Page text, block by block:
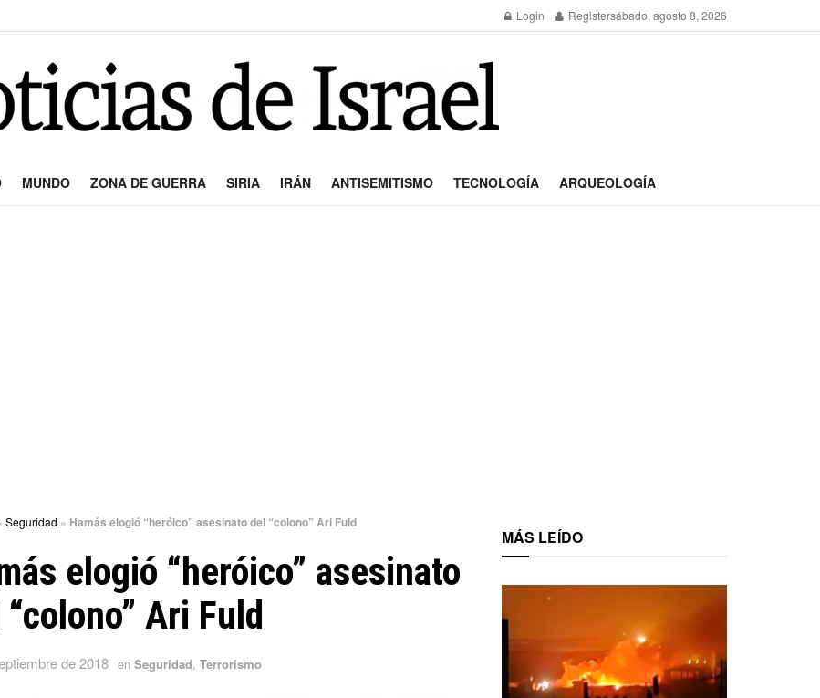
Login Registersábado, agosto 8, 2026
MUNDO ZONA DE GUERRA SIRIA IRÁN ANTISEMITISMO TECNOLOGÍA ARQUEOLOGÍA
Seguridad » Hamás elogió “heróico” asesinato del “colono” Ari Fuld
elogió “heróico” asesinato
Ari Fuld
de 2018 en Seguridad, Terrorismo
MÁS LEÍDO